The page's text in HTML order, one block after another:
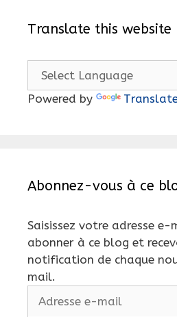
Translate this website
Powered by
Abonnez-vous à ce
Saisissez votre adresse
abonner à ce blog et
notification de chaque
mail.